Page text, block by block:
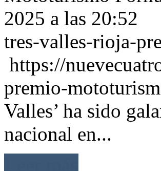
2025 a las 20:52
tres-valles-rioja-
https://
premio-
Valles’ ha sido
nacional en...